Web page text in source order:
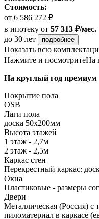
Стоимость:
от 6 586 272 ₽
в ипотеку от 57 313 ₽/мес.
до 30 лет
подробнее
Показать всю
Нажмите и посмотритеНа
На круглый год премиум
Покрытие пола
OSB
Лаги пола
доска 50х200мм
Высота этажей
1 этаж - 2,7м
2 этаж - 2,5м
Каркас стен
Перекрестный каркас:
Окна
Пластиковые - размеры
Двери
Металлическая (Россия) с
пиломатериал в каркасе